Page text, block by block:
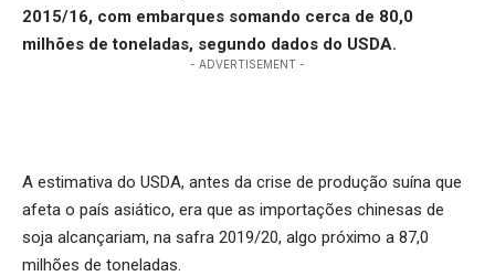
2015/16, com embarques somando cerca de 80,0
milhões de toneladas, segundo dados do USDA.
- ADVERTISEMENT -
A estimativa do USDA, antes da crise de produção suína que
afeta o país asiático, era que as importações chinesas de
soja alcançariam, na safra 2019/20, algo próximo a 87,0
milhões de toneladas.